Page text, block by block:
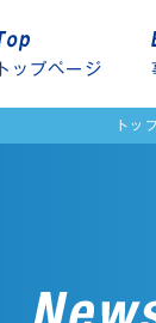
トップページ
トッ